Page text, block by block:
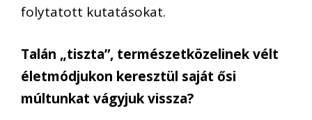
folytatott kutatásokat.
Talán „tiszta”, természetközelinek vélt
életmódjukon keresztül saját ősi
múltunkat vágyjuk vissza?